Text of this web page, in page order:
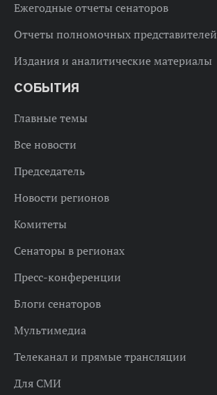
Ежегодные отчеты сенаторов
Отчеты полномочных представителей
Издания и аналитические материалы
СОБЫТИЯ
Главные темы
Все новости
Председатель
Новости регионов
Комитеты
Сенаторы в регионах
Пресс-конференции
Блоги сенаторов
Мультимедиа
Телеканал и прямые трансляции
Для СМИ